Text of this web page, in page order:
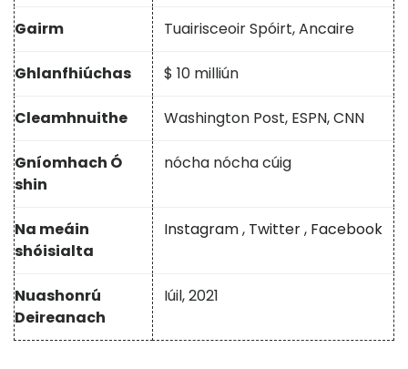
Gairm Tuairisceoir Spóirt, Ancaire
Ghlanfhiúchas $ 10 milliún
Cleamhnuithe Washington Post, ESPN, CNN
Gníomhach Ó
shin
nócha nócha cúig
Na meáin
shóisialta
Instagram, Twitter, Facebook
Nuashonrú
Deireanach
Iúil, 2021